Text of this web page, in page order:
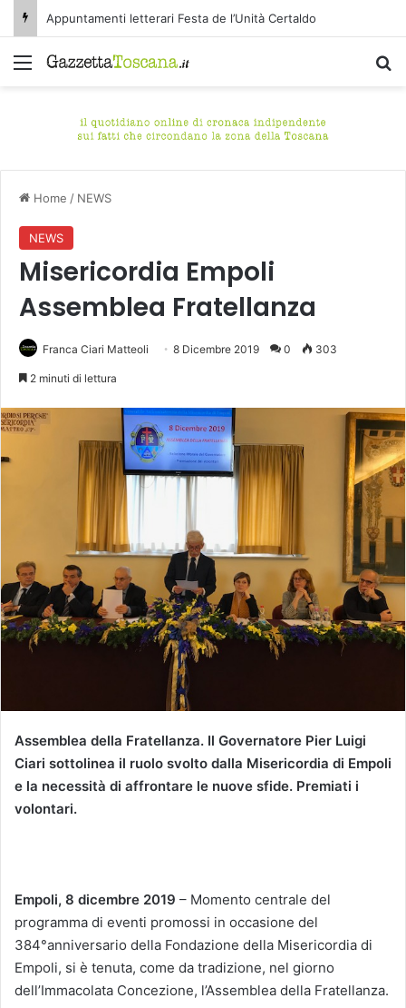
Appuntamenti letterari Festa de l’Unità Certaldo
Menu
Home / NEWS
NEWS
Misericordia Empoli
Assemblea Fratellanza
Franca Ciari Matteoli 8 Dicembre 2019 0 303
2 minuti di lettura
Assemblea della Fratellanza. Il Governatore Pier Luigi
Ciari sottolinea il ruolo svolto dalla Misericordia di Empoli
e la necessità di affrontare le nuove sfide. Premiati i
volontari.
Empoli, 8 dicembre 2019 – Momento centrale del
programma di eventi promossi in occasione del
384°anniversario della Fondazione della Misericordia di
Empoli, si è tenuta, come da tradizione, nel giorno
dell’Immacolata Concezione, l’Assemblea della Fratellanza.